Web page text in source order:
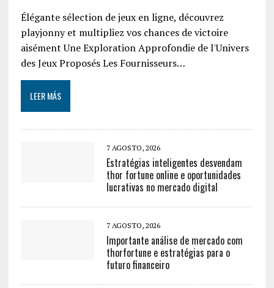
Élégante sélection de jeux en ligne, découvrez
playjonny et multipliez vos chances de victoire
aisément Une Exploration Approfondie de l'Univers
des Jeux Proposés Les Fournisseurs…
LEER MÁS
7 AGOSTO, 2026
Estratégias inteligentes desvendam
thor fortune online e oportunidades
lucrativas no mercado digital
7 AGOSTO, 2026
Importante análise de mercado com
thorfortune e estratégias para o
futuro financeiro